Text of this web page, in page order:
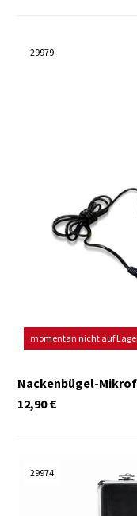
29979
momentan nicht auf
Nackenbügel-
€
12,90
29974